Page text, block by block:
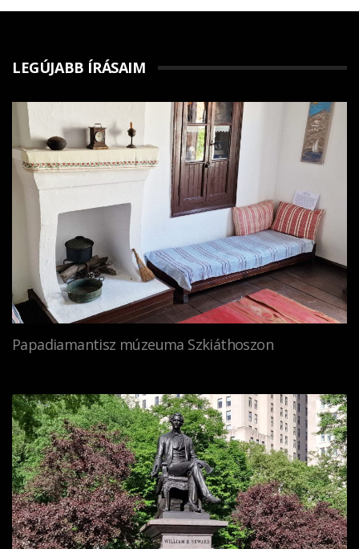
LEGÚJABB ÍRÁSAIM
Papadiamantisz múzeuma Szkiáthoszon